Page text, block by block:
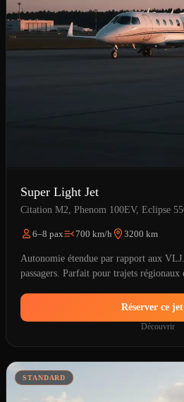
Super Light Jet
Citation M2, Phenom 100EV, Eclipse
6–8 pax 700 km/h 3200 km
Autonomie étendue par rapport aux
passagers. Parfait pour trajets régionaux
Réserver ce jet
Découvrir
STANDARD